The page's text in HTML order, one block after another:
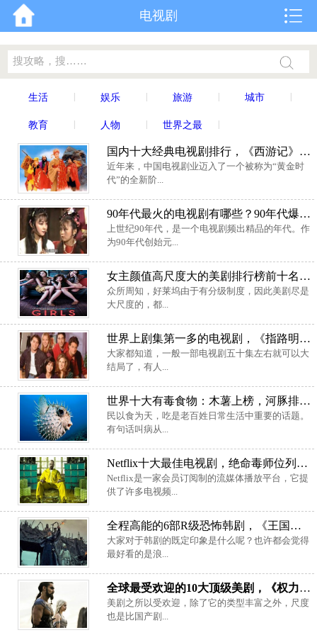
电视剧
生活 娱乐 旅游 城市
教育 人物 世界之最
国内十大经典电视剧排行，《西游记》高居榜首
近年来，中国电视剧业迈入了一个被称为“黄金时
代”的全新阶...
90年代最火的电视剧有哪些？90年代爆火过的6部电视剧
上世纪90年代，是一个电视剧频出精品的年代。作
为90年代创始元...
女主颜值高尺度大的美剧排行榜前十名，《衰姐们》排第一位
众所周知，好莱坞由于有分级制度，因此美剧尽是
大尺度的，都...
世界上剧集第一多的电视剧，《指路明灯》拍了一万多集
大家都知道，一般一部电视剧五十集左右就可以大
结局了，有人...
世界十大有毒食物：木薯上榜，河豚排第一
民以食为天，吃是老百姓日常生活中重要的话题。
有句话叫病从...
Netflix十大最佳电视剧，绝命毒师位列第一名
Netflix是一家会员订阅制的流媒体播放平台，它提
供了许多电视频...
全程高能的6部R级恐怖韩剧，《王国》排第一位
大家对于韩剧的既定印象是什么呢？也许都会觉得
最好看的是浪...
全球最受欢迎的10大顶级美剧，《权力的游戏》排第一位
美剧之所以受欢迎，除了它的类型丰富之外，尺度
也是比国产剧...